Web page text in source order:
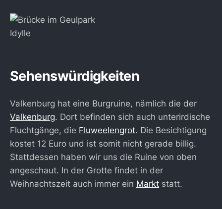
Idylle
Sehenswürdigkeiten
Valkenburg hat eine Burgruine, nämlich die der
Valkenburg. Dort befinden sich auch unterirdische
Fluchtgänge, die Fluweelengrot. Die Besichtigung
kostet 12 Euro und ist somit nicht gerade billig.
Stattdessen haben wir uns die Ruine von oben
angeschaut. In der Grotte findet in der
Weihnachtszeit auch immer ein Markt statt.